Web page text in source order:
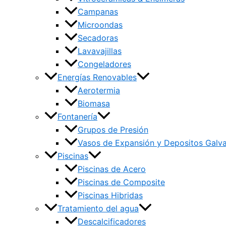
Campanas
Microondas
Secadoras
Lavavajillas
Congeladores
Energías Renovables
Aerotermia
Biomasa
Fontanería
Grupos de Presión
Vasos de Expansión y Depositos
Piscinas
Piscinas de Acero
Piscinas de Composite
Piscinas Hibridas
Tratamiento del agua
Descalcificadores